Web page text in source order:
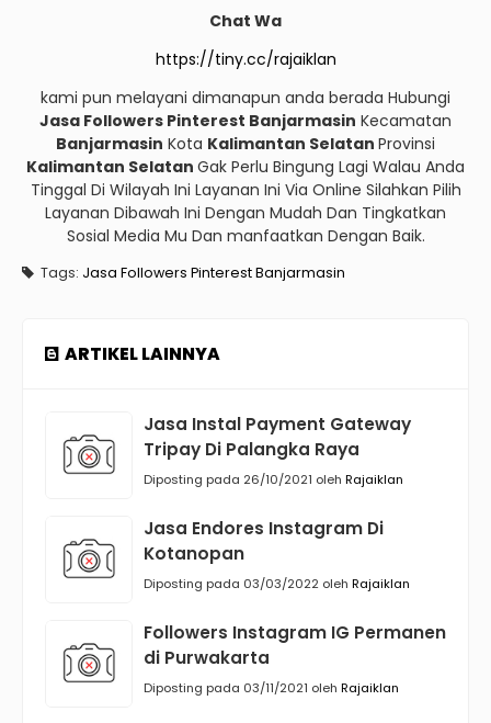
Chat Wa
https://tiny.cc/rajaiklan
kami pun melayani dimanapun anda berada Hubungi
Jasa Followers Pinterest Banjarmasin Kecamatan
Banjarmasin Kota Kalimantan Selatan Provinsi
Kalimantan Selatan Gak Perlu Bingung Lagi Walau Anda
Tinggal Di Wilayah Ini Layanan Ini Via Online Silahkan Pilih
Layanan Dibawah Ini Dengan Mudah Dan Tingkatkan
Sosial Media Mu Dan manfaatkan Dengan Baik.
Tags: Jasa Followers Pinterest Banjarmasin
ARTIKEL LAINNYA
Jasa Instal Payment Gateway
Tripay Di Palangka Raya
Diposting pada 26/10/2021 oleh Rajaiklan
Jasa Endores Instagram Di
Kotanopan
Diposting pada 03/03/2022 oleh Rajaiklan
Followers Instagram IG Permanen
di Purwakarta
Diposting pada 03/11/2021 oleh Rajaiklan